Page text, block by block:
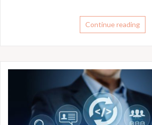
Continue reading